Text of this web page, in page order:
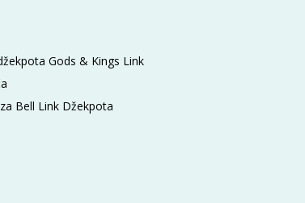
Gods & Kings Link
Bell Link Džekpota